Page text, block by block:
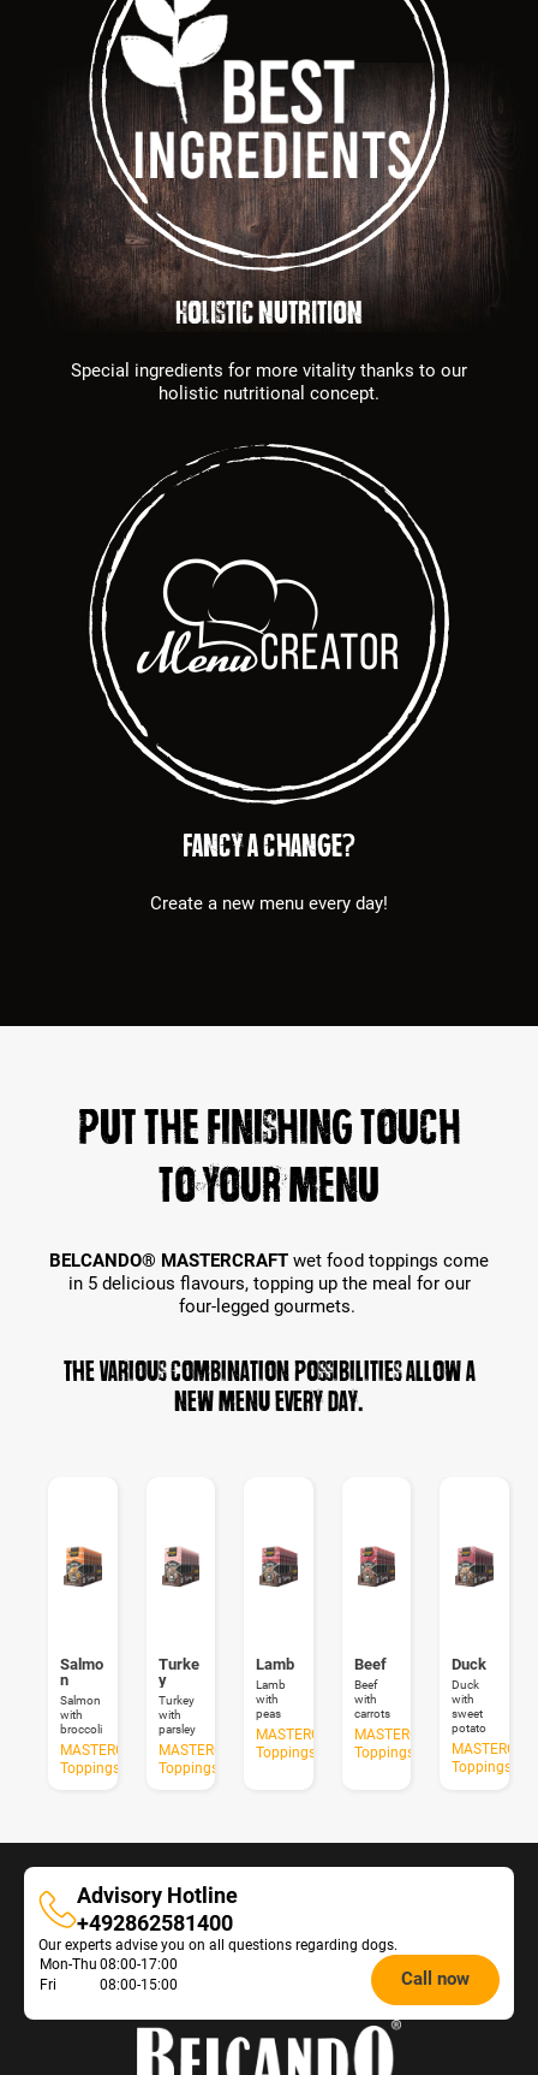
HOLISTIC NUTRITION
Special ingredients for more vitality thanks to our
holistic nutritional concept.
Fancy a change?
Create a new menu every day!
Put the finishing touch
to your Menu
BELCANDO® MASTERCRAFT wet food toppings come
in 5 delicious flavours, topping up the meal for our
four-legged gourmets.
The various combination possibilities allow a
new menu every day.
Salmo
n
Salmon
with
broccoli
MASTERCRAFT
Toppings
Turke
y
Turkey
with
parsley
MASTERCRAFT
Toppings
Lamb
Lamb
with
peas
MASTERCRAFT
Toppings
Beef
Beef
with
carrots
MASTERCRAFT
Toppings
Duck
Duck
with
sweet
potato
Toppings
Advisory Hotline
Advisory
Hotline
+492862581400
Our experts advise you on all questions regarding dogs.
Opening
Mon-Thu 08:00-17:00
Fri
08:00-15:00 Call now